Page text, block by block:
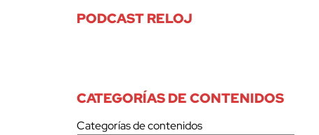
PODCAST RELOJ
CATEGORÍAS DE CONTENIDOS
Categorías de contenidos